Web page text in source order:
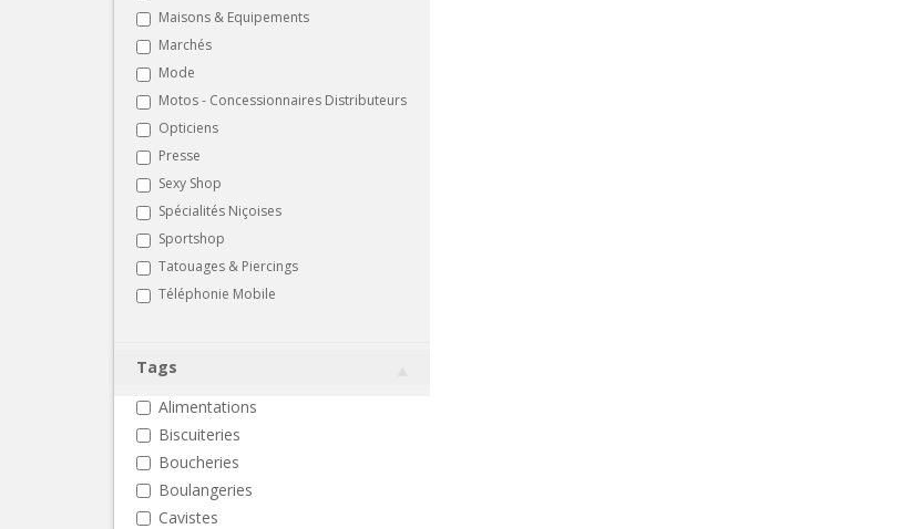
Maisons & Equipements
Marchés
Mode
Motos - Concessionnaires Distributeurs
Opticiens
Presse
Sexy Shop
Spécialités Niçoises
Sportshop
Tatouages & Piercings
Téléphonie Mobile
Tags
Alimentations
Biscuiteries
Boucheries
Boulangeries
Cavistes